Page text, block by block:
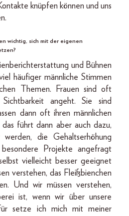
knüpfen können und uns
wichtig, sich mit der eigenen
und Bühnen
häufiger männliche Stimmen
Themen. Frauen sind oft
Sichtbarkeit angeht. Sie sind
dann oft ihren männlichen
führt dann aber auch dazu,
die Gehaltserhöhung
Projekte angefragt
vielleicht besser geeignet
verstehen, das Fleißbienchen
Und wir müssen verstehen,
ist, wenn wir über unsere
setze ich mich mit meiner